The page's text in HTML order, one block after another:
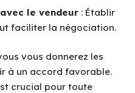
le vendeur : Établir
faciliter la négociation.
vous donnerez les
à un accord favorable.
crucial pour toute